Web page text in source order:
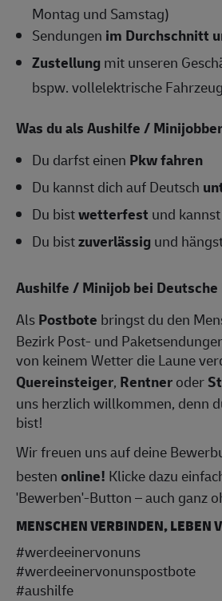
Montag und Samstag)
Sendungen im Durchschnitt
Zustellungmit unseren
bspw. vollelektrische
Was du als Aushilfe /
Du darfst einen Pkw fahren
Du kannst dich auf Deutsch
Du bistwetterfest und
Du bistzuverlässigund
Aushilfe / Minijob bei Deutsche
AlsPostbote bringst du den
Bezirk Post- und
von keinem Wetter die Laune
Quereinsteiger, Rentneroder
uns herzlich willkommen, denn
bist!
Wir freuen uns auf deine
bestenonline! Klicke dazu
'Bewerben'-Button – auch ganz
MENSCHEN VERBINDEN, LEBEN
#werdeeinervonuns
#werdeeinervonunspostbote
#aushilfe